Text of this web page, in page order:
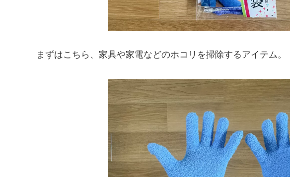
まずはこちら、家具や家電などのホコリを掃除するアイテム。